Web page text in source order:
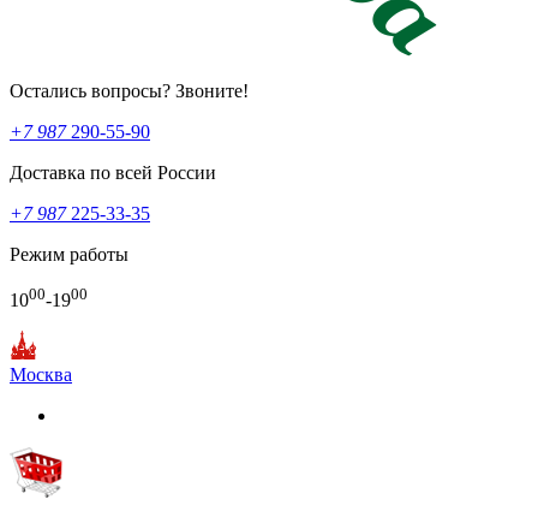
Остались вопросы? Звоните!
+7 987290-55-90
Доставка по всей России
+7 987225-33-35
Режим работы
1000-1900
Москва